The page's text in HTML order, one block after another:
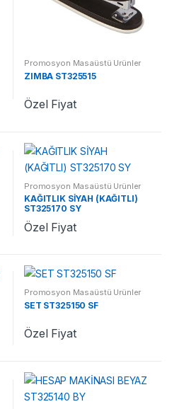
Promosyon Masaüstü Ürünler
ZIMBA ST325515
Özel Fiyat
Promosyon Masaüstü Ürünler
KAĞITLIK SİYAH (KAĞITLI)
ST325170 SY
Özel Fiyat
Promosyon Masaüstü Ürünler
SET ST325150 SF
Özel Fiyat